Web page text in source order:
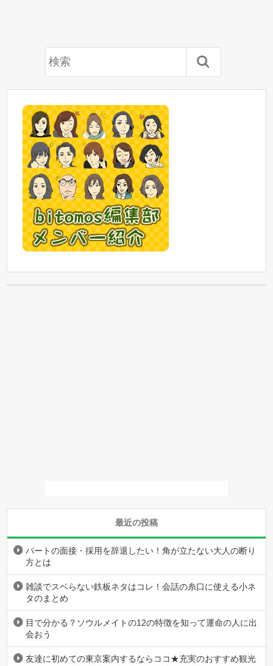
最近の投稿
パートの面接・採用を辞退したい！角が立たない大人の断り
方とは
雑談でスベらない鉄板ネタはコレ！会話の糸口に使える小ネ
タのまとめ
目で分かる？ソウルメイトの12の特徴を知って運命の人に出
会おう
友達に初めての東京案内するならココ★充実のおすすめ観光